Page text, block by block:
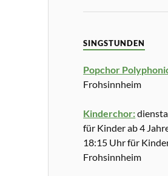
SINGSTUNDEN
Popchor
Frohsinnheim
Kinderchor:
für Kinder ab 4
18:15 Uhr für
Frohsinnheim